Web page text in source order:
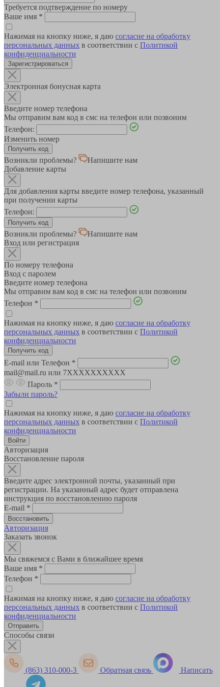
Требуется подтверждение по номеру
Ваше имя *
Нажимая на кнопку ниже, я даю согласие на обработку
персональных данных в соответствии с Политикой
конфиденциальности
Зарегистрироваться
Электронная бонусная карта
Введите номер телефона
Мы отправим вам код в смс на телефон или позвоним
Телефон:
Изменить номер
Возникли проблемы?
Напишите нам
Добавление карты
Для добавления карты введите номер телефона, указанный
при получении карты
Телефон:
Возникли проблемы?
Напишите нам
Вход или регистрация
По номеру телефона
Вход с паролем
Введите номер телефона
Мы отправим вам код в смс на телефон или позвоним
Телефон *
Нажимая на кнопку ниже, я даю согласие на обработку
персональных данных в соответствии с Политикой
конфиденциальности
E-mail или Телефон *
mail@mail.ru или 7XXXXXXXXXX
Пароль *
Забыли пароль?
Нажимая на кнопку ниже, я даю согласие на обработку
персональных данных в соответствии с Политикой
конфиденциальности
Авторизация
Восстановление пароля
Введите адрес электронной почты, указанный при
регистрации. На указанный адрес будет отправлена
инструкция по восстановлению пароля
E-mail *
Авторизация
Заказать звонок
Мы свяжемся с Вами в ближайшее время
Ваше имя *
Телефон *
Нажимая на кнопку ниже, я даю согласие на обработку
персональных данных в соответствии с Политикой
конфиденциальности
Способы связи
(863) 310-000-3 Обратная связь Написать